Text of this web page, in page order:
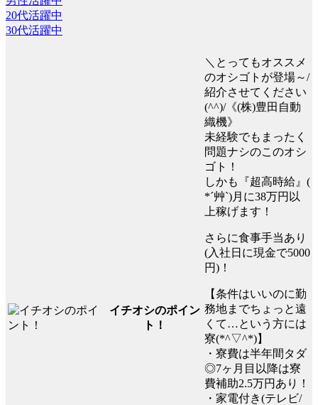
20代活躍中
30代活躍中
イチオシのポイン
ト！
＼とってもオススメ
のオシゴトが登場～/
紹介させてください
(^^)/《(株)豊田自動
織機》
未経験でもまったく
問題ナシのこのオシ
ゴト！
しかも『超高時給』(
*´艸`)月に38万円以
上稼げます！
さらに食事手当あり
(入社日に現金で5000
円)！
【条件はいいのに勤
務地までちょっと遠
くて…という方には
寮(*^▽^*)】
・寮費は半年間タダ
◎7ヶ月目以降は寮
費補助2.5万円あり！
・家電付き(テレビ/